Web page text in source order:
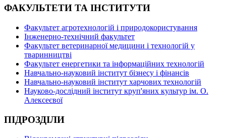
ФАКУЛЬТЕТИ ТА ІНСТИТУТИ
Факультет агротехнологій і природокористування
Інженерно-технічний факультет
Факультет ветеринарної медицини і технологій у
тваринництві
Факультет енергетики та інформаційних технологій
Навчально-науковий інститут бізнесу і фінансів
Навчально-науковий інститут харчових технологій
Науково-дослідний інститут круп'яних культур ім. О.
Алексеєвої
ПІДРОЗДІЛИ